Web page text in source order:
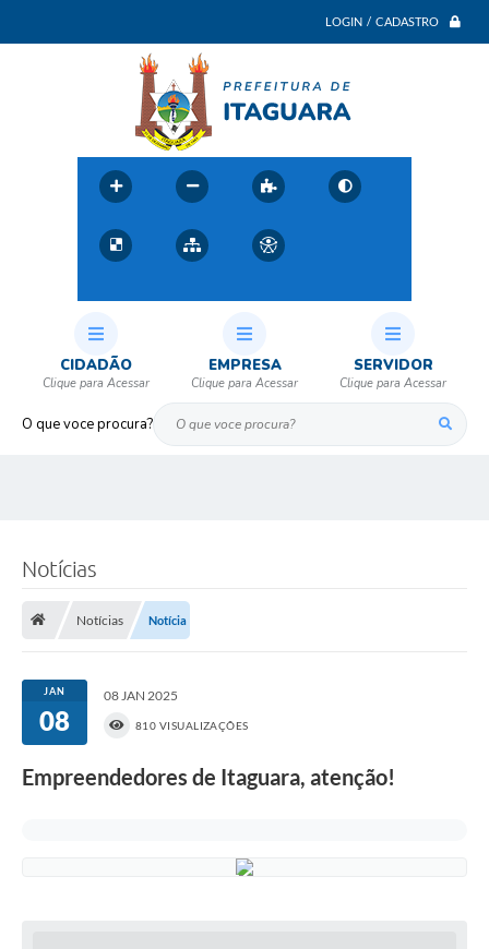
LOGIN / CADASTRO
O que voce procura?
CIDADÃO EMPRESA SERVIDOR
Notícias
Notícias Notícia
JAN
08
08 JAN 2025
810 VISUALIZAÇÕES
Empreendedores de Itaguara, atenção!